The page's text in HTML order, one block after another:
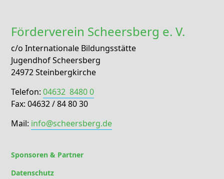
Förderverein Scheersberg e. V.
c/o Internationale Bildungsstätte
Jugendhof Scheersberg
24972 Steinbergkirche
Telefon: 04632 8480 0
Fax: 04632 / 84 80 30
Mail: info@scheersberg.de
Sponsoren & Partner
Datenschutz